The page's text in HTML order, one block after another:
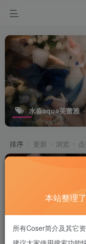
水淼aqua芙蕾雅
排序 更新 浏览
水淼aqua芙蕾雅图片[回
本站整理
所有Coser简介及其它